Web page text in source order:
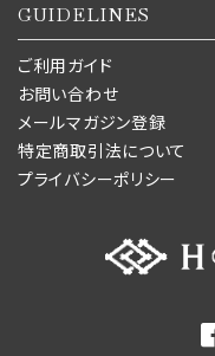
GUIDELINES
ご利用ガイド
お問い合わせ
メールマガジン登録
特定商取引法について
プライバシーポリシー